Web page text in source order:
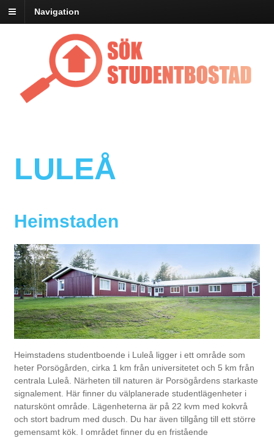
Navigation
LULEÅ
Heimstaden
Heimstadens studentboende i Luleå ligger i ett område som
heter Porsögården, cirka 1 km från universitetet och 5 km från
centrala Luleå. Närheten till naturen är Porsögårdens starkaste
signalement. Här finner du välplanerade studentlägenheter i
naturskönt område. Lägenheterna är på 22 kvm med kokvrå
och stort badrum med dusch. Du har även tillgång till ett större
gemensamt kök. I området finner du en fristående